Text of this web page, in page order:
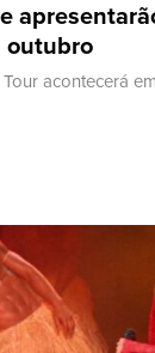
outubro
acontecerá